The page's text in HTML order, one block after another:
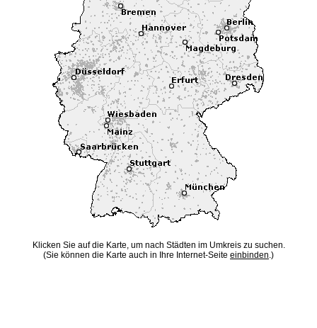
Klicken Sie auf die Karte, um nach Städten im Umkreis zu suchen.
(Sie können die Karte auch in Ihre Internet-Seite einbinden.)